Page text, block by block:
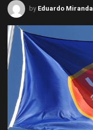
by Eduardo Miranda